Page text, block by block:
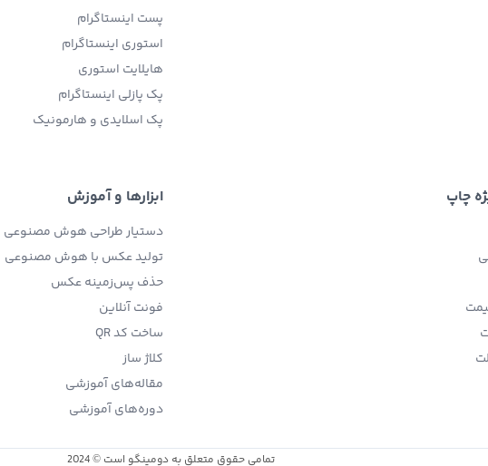
پست اینستاگرام
استوری اینستاگرام
هایلایت استوری
پک پازلی اینستاگرام
پک اسلایدی و هارمونیک
چاپ ابزارها و آموزش
دستیار طراحی هوش مصنوعی
تولید عکس با هوش مصنوعی
حذف پس‌زمینه عکس
فونت آنلاین
ساخت کد QR
کلاژ ساز
مقاله‌های آموزشی
دوره‌های آموزشی
تمامی حقوق متعلق به دومینگو است ©
2024